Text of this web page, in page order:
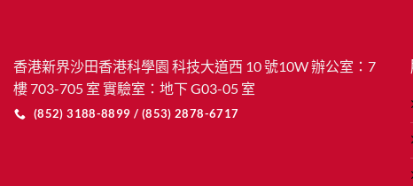
香港新界沙田香港科學園 科技大道西 10 號10W 辦公室：7
樓 703-705 室 實驗室：地下 G03-05 室
(852) 3188-8899 / (853) 2878-6717